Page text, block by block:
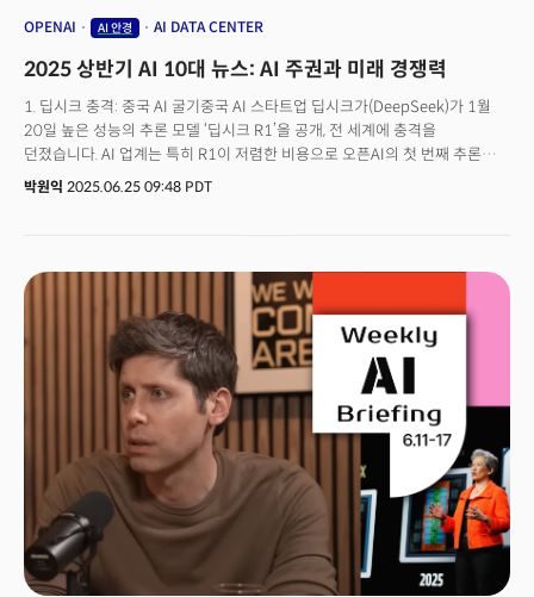
OPENAI AI 안경 AI DATA CENTER
2025 상반기 AI 10대 뉴스: AI 주권과 미래 경쟁력
1. 딥시크 충격: 중국 AI 굴기중국 AI 스타트업 딥시크가(DeepSeek)가 1월
20일 높은 성능의 추론 모델 ‘딥시크 R1’을 공개, 전 세계에 충격을
던졌습니다. AI 업계는 특히 R1이 저렴한 비용으로 오픈AI의 첫 번째 추론
특화 모델 ‘o1’과 대등한 성능을 구현했다는 점에 주목했습니다.👉관련
“한국 AI, 세계 1위 목표해야”💡AIR 11호:&nbsp;딥시크 쇼크(6월 30일까지
무료)2. 스타게이트 프로젝트 발표: 미국의 AI 인프라 패권도널드 트럼프 미국
대통령은 1월 21일 오픈AI, 소프트뱅크, 오라클 등이 함께하는 초대형 AI
인프라 조인트벤처 ‘스타게이트(Stargate)’ 프로젝트를 발표했습니다. 향후
4년에 걸쳐 최대 5000억달러(약 679조원)를 투자할 계획입니다. 미국
주도의 ‘AI 인프라 패권’을 강화하는 움직임으로 풀이됩니다.&nbsp;&nbsp;
👉관련 기사:&nbsp;초대형 AI데이터센터 ‘스타게이트’ ... 승자는 오라클3. AI
액션 서밋: 유럽의 경쟁 참여미국이 규제 완화로 방향을 트는 동안, 유럽연합은
세계 최초의 포괄적인 AI 법(AI Act)을 시행하는 등 규제에
집중했습니다.&nbsp;그러나 2월 10일, 11일 파리에서 개최된 AI 액션
서밋에서는 유럽의 태도 변화, 즉 글로벌 AI 패권 경쟁에 적극적으로
참여하려는 경향이 확인됐습니다. 컴퓨팅 파워와 AI 주권을 확보하기
위해서는 수동적 규제만으로 부족하다고 판단한 것으로 풀이됩니다. 특히
프랑스는 적극적인 투자 계획을 발표하며 미국과 중국이 주도하는 AI 기술
박원익 2025.06.25 09:48 PDT